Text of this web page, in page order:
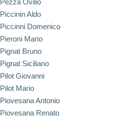
Pezza Ovilio
Piccinin Aldo
Piccinni Domenico
Pieroni Mario
Pignat Bruno
Pignat Siciliano
Pilot Giovanni
Pilot Mario
Piovesana Antonio
Piovesana Renato